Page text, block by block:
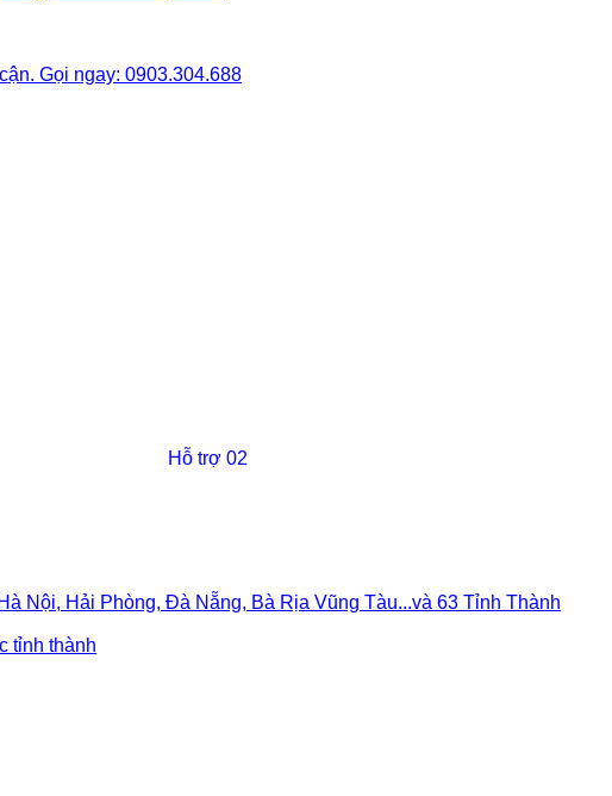
Gọi ngay: 0903.304.688
Hỗ trợ 02
Nội, Hải Phòng, Đà Nẵng, Bà Rịa Vũng Tàu...và 63 Tỉnh Thành
tỉnh thành